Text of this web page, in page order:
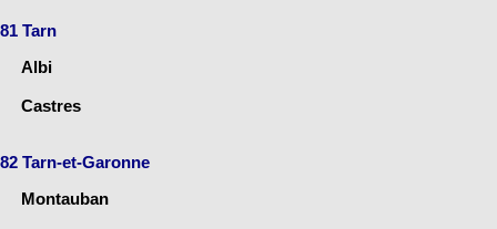
81 Tarn
Albi
Castres
82 Tarn-et-Garonne
Montauban